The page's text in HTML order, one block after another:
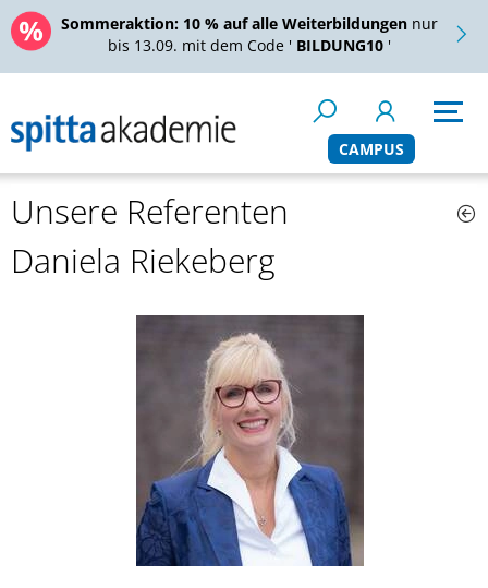
Sommeraktion: 10 % auf alle Weiterbildungen nur
bis 13.09. mit dem Code ' BILDUNG10 '
CAMPUS
Unsere Referenten
Daniela Riekeberg